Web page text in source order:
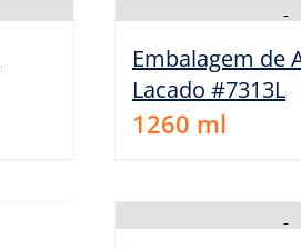
Embalagem de
Lacado #7313L
1260 ml